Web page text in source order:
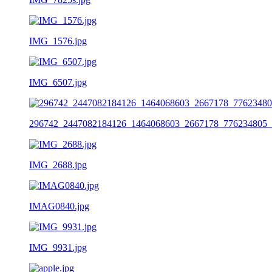
IMG_1576.jpg
IMG_6507.jpg
IMG_2688.jpg
IMAG0840.jpg
IMG_9931.jpg